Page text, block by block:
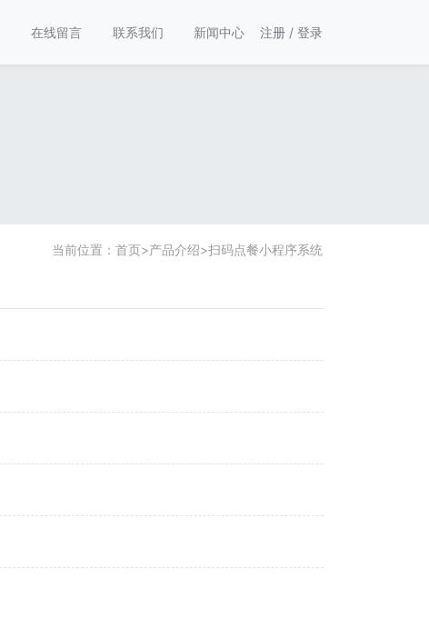
在线留言 联系我们 新闻中心 注册 / 登录
当前位置： 首页>产品介绍>扫码点餐小程序系统